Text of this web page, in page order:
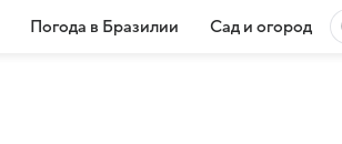
Погода в Бразилии Сад и огород